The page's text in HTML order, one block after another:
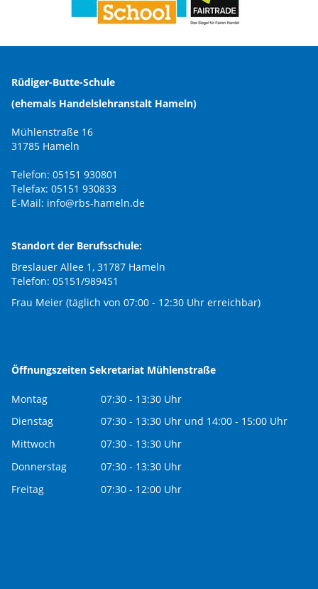
Rüdiger-Butte-Schule
(ehemals Handelslehranstalt Hameln)
Mühlenstraße 16
31785 Hameln
Telefon: 05151 930801
Telefax: 05151 930833
E-Mail: info@rbs-hameln.de
Standort der Berufsschule:
Breslauer Allee 1, 31787 Hameln
Telefon: 05151/989451
Frau Meier (täglich von 07:00 - 12:30 Uhr erreichbar)
Öffnungszeiten Sekretariat Mühlenstraße
Montag
07:30 - 13:30 Uhr
Dienstag
07:30 - 13:30 Uhr und 14:00 - 15:00 Uhr
Mittwoch
07:30 - 13:30 Uhr
Donnerstag
07:30 - 13:30 Uhr
Freitag
07:30 - 12:00 Uhr